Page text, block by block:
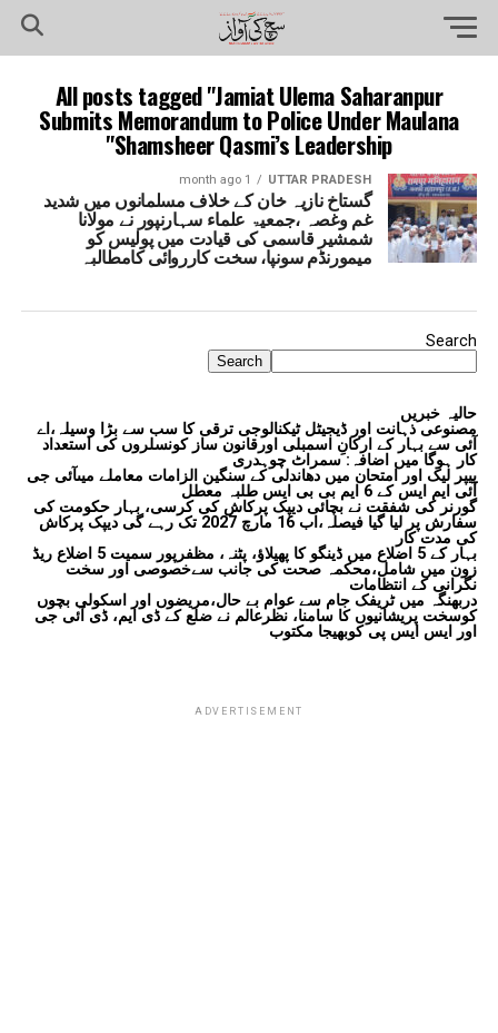
All posts tagged "Jamiat Ulema Saharanpur
Submits Memorandum to Police Under Maulana
Shamsheer Qasmi’s Leadership"
UTTAR PRADESH
1 month ago
گستاخ نازیہ خان کے خلاف مسلمانوں میں شدید
غم وغصہ ،جمعیۃ علماء سہارنپور نے مولانا
شمشیر قاسمی کی قیادت میں پولیس کو
میمورنڈم سونپا، سخت کارروائی کامطالبہ
Search
Search
حالیہ خبریں
مصنوعی ذہانت اور ڈیجیٹل ٹیکنالوجی ترقی کا سب سے بڑا وسیلہ،اے
آئی سے بہار کے ارکانِ اسمبلی اورقانون ساز کونسلروں کی استعداد
کار ہوگا میں اضافہ: سمراٹ چوہدری
پیپر لیک اور امتحان میں دھاندلی کے سنگین الزامات معاملے میںآئی جی
آئی ایم ایس کے 6 ایم بی بی ایس طلبہ معطل
گورنر کی شفقت نے بچائی دیپک پرکاش کی کرسی، بہار حکومت کی
سفارش پر لیا گیا فیصلہ،اب 16 مارچ 2027 تک رہے گی دیپک پرکاش
کی مدت کار
بہار کے 5 اضلاع میں ڈینگو کا پھیلاؤ، پٹنہ، مظفرپور سمیت 5 اضلاع ریڈ
زون میں شامل،محکمہ صحت کی جانب سےخصوصی اور سخت
نگرانی کے انتظامات
دربھنگہ میں ٹریفک جام سے عوام بے حال،مریضوں اور اسکولی بچوں
کوسخت پریشانیوں کا سامنا، نظرعالم نے ضلع کے ڈی ایم، ڈی آئی جی
اور ایس ایس پی کوبھیجا مکتوب
ADVERTISEMENT